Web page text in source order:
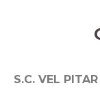
S.C. VEL